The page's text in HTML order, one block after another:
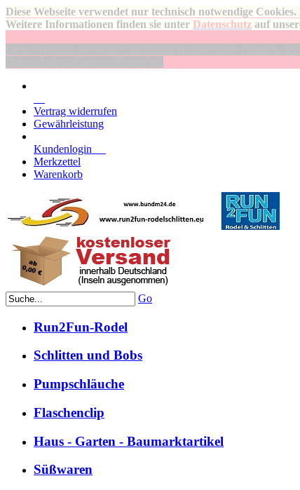
Diese Webseite verwendet nur technisch notwendige
Weitere Informationen finden sie unter Datenschutz auf
Vertrag widerrufen
Gewährleistung
Kundenlogin
Merkzettel
Warenkorb
Go
Run2Fun-Rodel
Schlitten und Bobs
Pumpschläuche
Flaschenclip
Haus - Garten - Baumarktartikel
Süßwaren